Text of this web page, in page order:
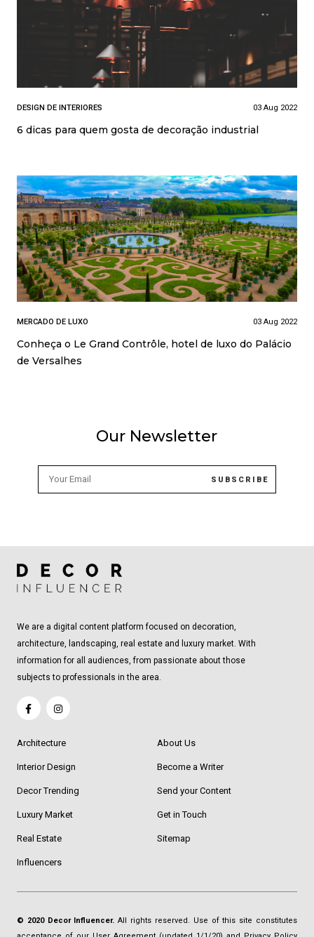
DESIGN DE INTERIORES 03 Aug 2022
6 dicas para quem gosta de decoração industrial
MERCADO DE LUXO 03 Aug 2022
Conheça o Le Grand Contrôle, hotel de luxo do Palácio
de Versalhes
Our Newsletter
We are a digital content platform focused on decoration,
architecture, landscaping, real estate and luxury market. With
information for all audiences, from passionate about those
subjects to professionals in the area.
Architecture
Interior Design
Decor Trending
Luxury Market
Real Estate
Influencers
About Us
Become a Writer
Send your Content
Get in Touch
Sitemap
© 2020 Decor Influencer. All rights reserved. Use of this site constitutes